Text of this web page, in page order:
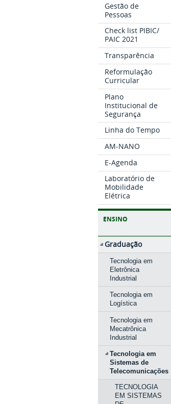
Gestão de
Pessoas
Check list PIBIC/
PAIC 2021
Transparência
Reformulação
Curricular
Plano
Institucional de
Segurança
Linha do Tempo
AM-NANO
E-Agenda
Laboratório de
Mobilidade
Elétrica
ENSINO
Graduação
Tecnologia em
Eletrônica
Industrial
Tecnologia em
Logística
Tecnologia em
Mecatrônica
Industrial
Tecnologia em
Sistemas de
Telecomunicações
TECNOLOGIA
EM SISTEMAS